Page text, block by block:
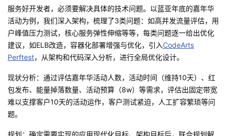
服务好开发者，必须要解决具体的技术问题。以蓝亚年底的嘉年华
活动为例，我们深入架构，梳理了3类问题：如高并发流量评估，用
户峰值压力测试，核心服务弹性伸缩等等，每类问题逐一给出优化
建议，如ELB改造，容器化部署增强与优化，引入CodeArts
Perftest，从架构和代码深入分析，进行全局优化设计。
现状分析：通过评估嘉年华活动人数，活动时间（维持10天）、红
包发布、能量掉落数量、活动预算（8w）等需求，评估出固定带宽
难以支撑客户10天的活动运作，客户测试紧迫，人工扩容繁琐等问
题。
规划：确定需要实现的应用现代化目标、架构目标后，联合规划解